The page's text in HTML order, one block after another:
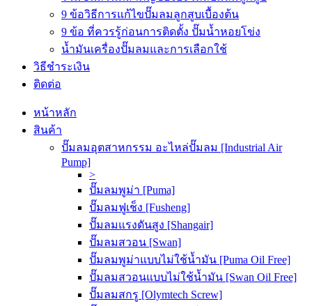
9 ข้อวิธีการแก้ไขปั๊มลมลูกสูบเบื้องต้น
9 ข้อ ที่ควรรู้ก่อนการติดตั้ง ปั๊มน้ำหอยโข่ง
น้ำมันเครื่องปั๊มลมและการเลือกใช้
วิธีชำระเงิน
ติดต่อ
หน้าหลัก
สินค้า
ปั๊มลมอุตสาหกรรม อะไหล่ปั๊มลม [Industrial Air
Pump]
>
ปั๊มลมพูม่า [Puma]
ปั๊มลมฟูเช็ง [Fusheng]
ปั๊มลมแรงดันสูง [Shangair]
ปั๊มลมสวอน [Swan]
ปั๊มลมพูม่าแบบไม่ใช้น้ำมัน [Puma Oil Free]
ปั๊มลมสวอนแบบไม่ใช้น้ำมัน [Swan Oil Free]
ปั๊มลมสกรู [Olymtech Screw]